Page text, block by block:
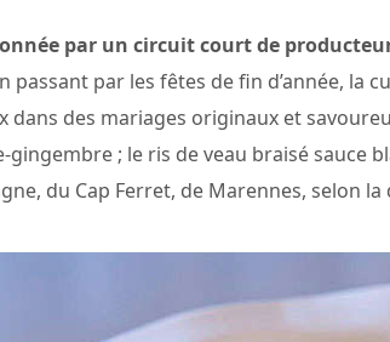
par un circuit court de
passant par les fêtes de fin d’année, la
des mariages originaux et
; le ris de veau braisé
du Cap Ferret, de Marennes, selon la